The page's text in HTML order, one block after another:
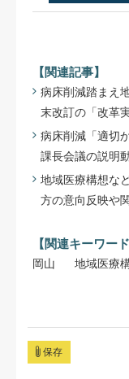
【関連記事】
病床削減踏まえ
末改訂の「改革
病床削減「適切
課長会議の説明
地域医療構想な
方の意向反映や
【関連キーワード
岡山 地域医療
保存